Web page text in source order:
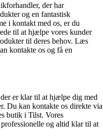
der har
og en fantastisk
i kontakt med os, er du
til at hjælpe vores kunder
til deres behov. Læs
kontakte os og få en
er klar til at hjælpe dig med
Du kan kontakte os direkte via
butik i Tilst. Vores
og altid klar til at